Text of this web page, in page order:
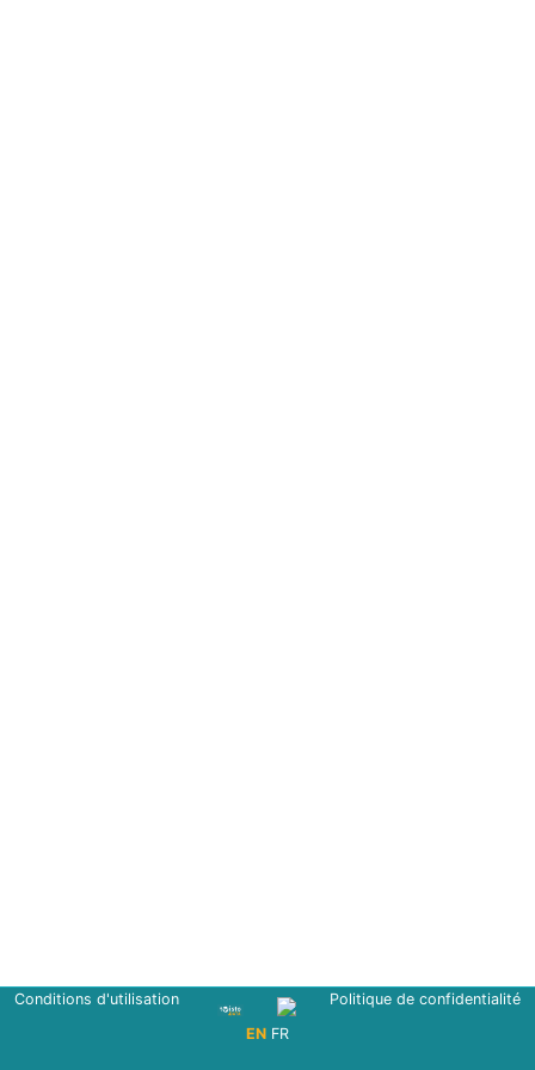
Conditions d'utilisation
Politique de confidentialité
EN FR